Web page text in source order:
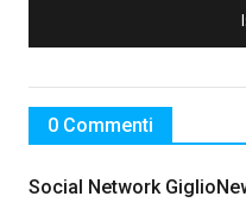
0 Commenti
Social Network